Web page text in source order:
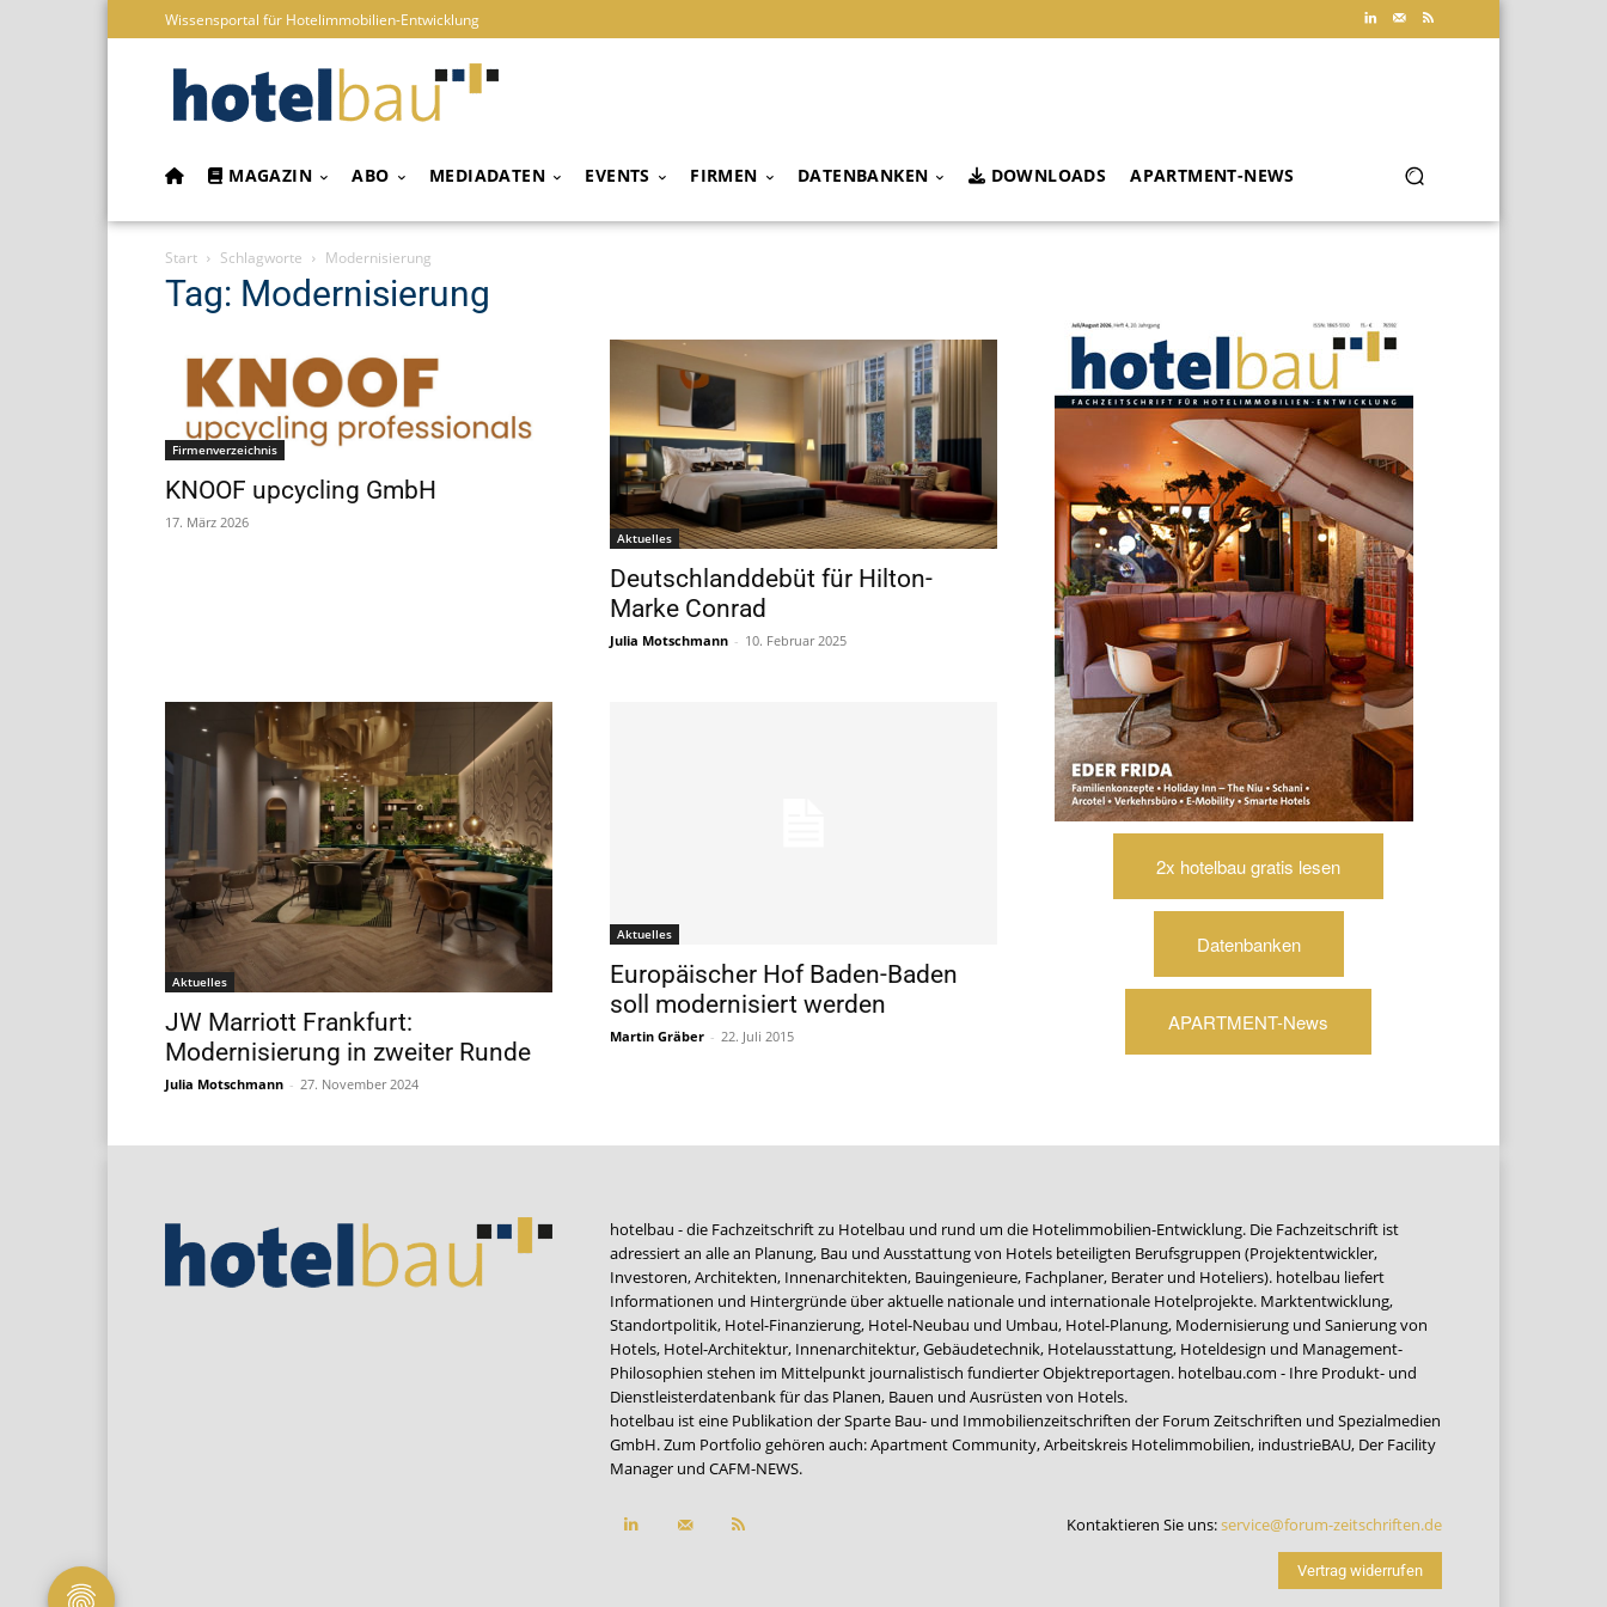
Wissensportal für Hotelimmobilien-Entwicklung
MAGAZIN ABO MEDIADATEN EVENTS FIRMEN DATENBANKEN DOWNLOADS APARTMENT-NEWS
Start Schlagworte Modernisierung
Tag: Modernisierung
Firmenverzeichnis
KNOOF upcycling GmbH
17. März 2026
Aktuelles
Deutschlanddebüt für Hilton-
Marke Conrad
Julia Motschmann - 10. Februar 2025
Aktuelles
JW Marriott Frankfurt:
Modernisierung in zweiter Runde
Julia Motschmann - 27. November 2024
Aktuelles
Europäischer Hof Baden-Baden
soll modernisiert werden
Martin Gräber - 22. Juli 2015
2x hotelbau gratis lesen
Datenbanken
APARTMENT-News
hotelbau - die Fachzeitschrift zu Hotelbau und rund um die Hotelimmobilien-Entwicklung. Die Fachzeitschrift ist
adressiert an alle an Planung, Bau und Ausstattung von Hotels beteiligten Berufsgruppen (Projektentwickler,
Investoren, Architekten, Innenarchitekten, Bauingenieure, Fachplaner, Berater und Hoteliers). hotelbau liefert
Informationen und Hintergründe über aktuelle nationale und internationale Hotelprojekte. Marktentwicklung,
Standortpolitik, Hotel-Finanzierung, Hotel-Neubau und Umbau, Hotel-Planung, Modernisierung und Sanierung von
Hotels, Hotel-Architektur, Innenarchitektur, Gebäudetechnik, Hotelausstattung, Hoteldesign und Management-
Philosophien stehen im Mittelpunkt journalistisch fundierter Objektreportagen. hotelbau.com - Ihre Produkt- und
Dienstleisterdatenbank für das Planen, Bauen und Ausrüsten von Hotels.
hotelbau ist eine Publikation der Sparte Bau- und Immobilienzeitschriften der Forum Zeitschriften und Spezialmedien
GmbH. Zum Portfolio gehören auch:Apartment Community,Arbeitskreis Hotelimmobilien, industrieBAU, Der Facility
Manager und CAFM-NEWS.
Kontaktieren Sie uns:service@forum-zeitschriften.de
Vertrag widerrufen